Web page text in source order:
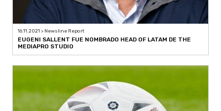
16.11.2021 > Newsline Report
EUGENI SALLENT FUE NOMBRADO HEAD OF LATAM DE THE
MEDIAPRO STUDIO